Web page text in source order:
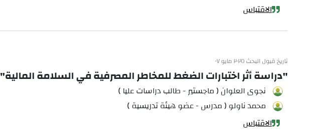
الاقتباس
تاريخ قبول البحث ٢٠٢٥ مايو ٠٧
"دراسة أثر اختبارات الضغط للمخاطر المصرفية في السلامة المالية"
نجوى العلوان ( ماجستير - طالب دراسات عليا )
محمد ناولو ( مدرس - عضو هيئة تدريسية )
الاقتباس